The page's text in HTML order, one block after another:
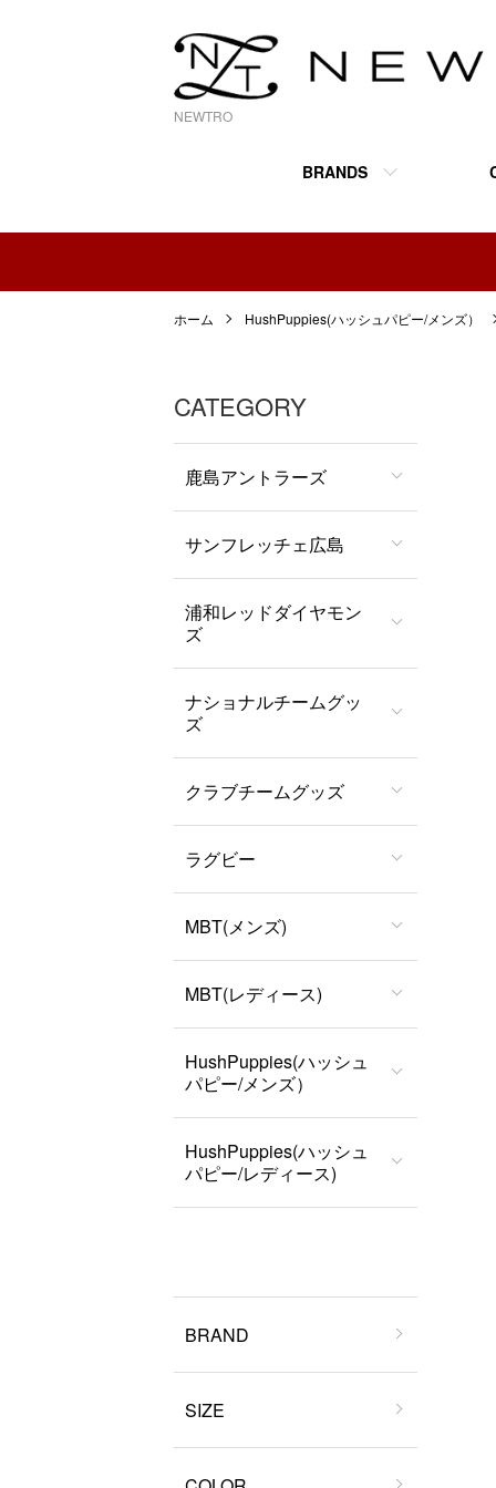
NEWTRO
BRANDS
ホーム HushPuppies(ハッシュパピー/メンズ）
CATEGORY
鹿島アントラーズ
サンフレッチェ広島
浦和レッドダイヤモン
ズ
ナショナルチームグッ
ズ
クラブチームグッズ
ラグビー
MBT(メンズ)
MBT(レディース)
HushPuppies(ハッシュ
パピー/メンズ）
HushPuppies(ハッシュ
パピー/レディース)
BRAND
SIZE